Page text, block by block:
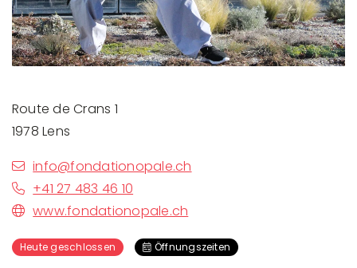
Route de Crans 1
1978 Lens
info@fondationopale.ch
+41 27 483 46 10
www.fondationopale.ch
Heute geschlossen Öffnungszeiten